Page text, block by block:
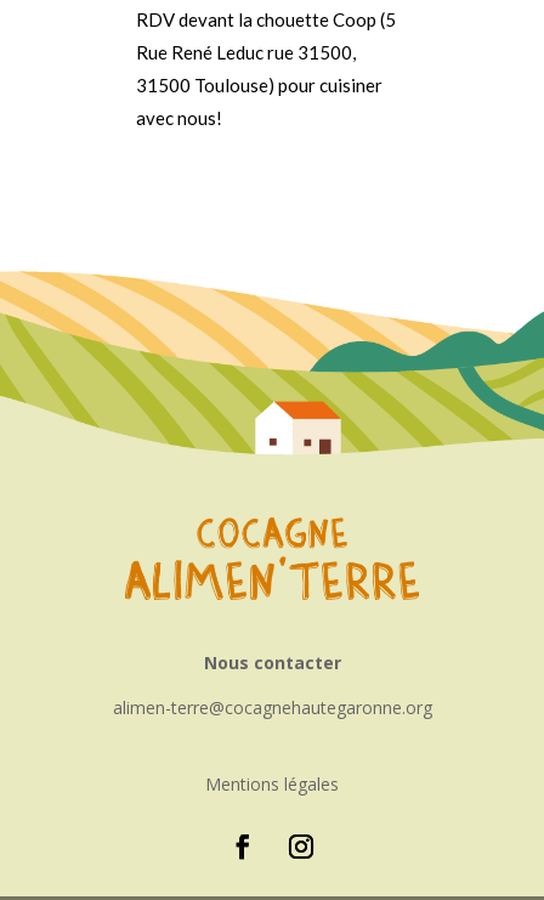
RDV devant la chouette Coop (5
Rue René Leduc rue 31500,
31500 Toulouse) pour cuisiner
avec nous!
Nous contacter
alimen-terre
cocagnehautegaronne.org
Mentions légales